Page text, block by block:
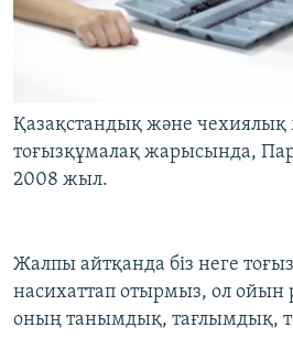
Қазақстандық және
тоғызқұмалақ жарысында,
2008 жыл.
Жалпы айтқанда біз неге
насихаттап отырмыз, ол ойын
оның танымдық, тағлымдық,